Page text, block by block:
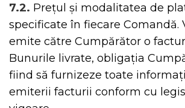
7.2. Prețul și modalitatea de
specificate în fiecare Comandă.
emite către Cumpărător o
Bunurile livrate, obligația
fiind să furnizeze toate
emiterii facturii conform cu